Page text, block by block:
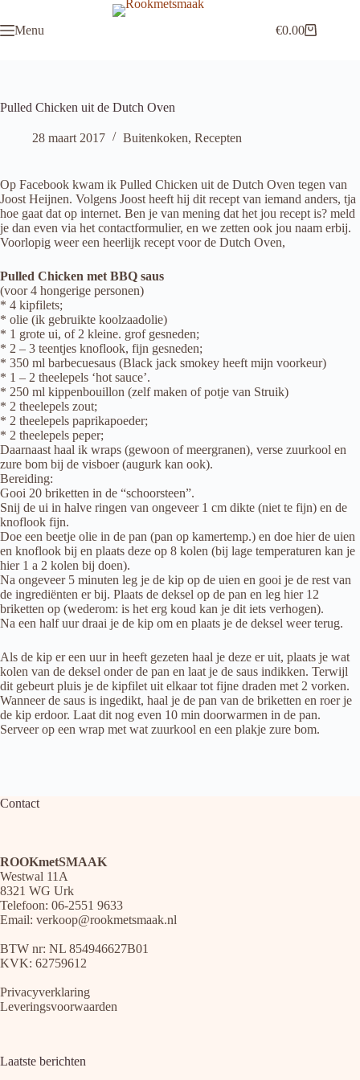
de Menu Winkelwagen
€0.00
Pulled Chicken uit de Dutch Oven
28 maart 2017 Buitenkoken, Recepten
Op Facebook kwam ik Pulled Chicken uit de Dutch Oven tegen van
Joost Heijnen. Volgens Joost heeft hij dit recept van iemand anders, tja
hoe gaat dat op internet. Ben je van mening dat het jou recept is? meld
je dan even via het contactformulier, en we zetten ook jou naam erbij.
Voorlopig weer een heerlijk recept voor de Dutch Oven,
Pulled Chicken met BBQ saus
(voor 4 hongerige personen)
* 4 kipfilets;
* olie (ik gebruikte koolzaadolie)
* 1 grote ui, of 2 kleine. grof gesneden;
* 2 – 3 teentjes knoflook, fijn gesneden;
* 350 ml barbecuesaus (Black jack smokey heeft mijn voorkeur)
* 1 – 2 theelepels ‘hot sauce’.
* 250 ml kippenbouillon (zelf maken of potje van Struik)
* 2 theelepels zout;
* 2 theelepels paprikapoeder;
* 2 theelepels peper;
Daarnaast haal ik wraps (gewoon of meergranen), verse zuurkool en
zure bom bij de visboer (augurk kan ook).
Bereiding:
Gooi 20 briketten in de “schoorsteen”.
Snij de ui in halve ringen van ongeveer 1 cm dikte (niet te fijn) en de
knoflook fijn.
Doe een beetje olie in de pan (pan op kamertemp.) en doe hier de uien
en knoflook bij en plaats deze op 8 kolen (bij lage temperaturen kan je
hier 1 a 2 kolen bij doen).
Na ongeveer 5 minuten leg je de kip op de uien en gooi je de rest van
de ingrediënten er bij. Plaats de deksel op de pan en leg hier 12
briketten op (wederom: is het erg koud kan je dit iets verhogen).
Na een half uur draai je de kip om en plaats je de deksel weer terug.
Als de kip er een uur in heeft gezeten haal je deze er uit, plaats je wat
kolen van de deksel onder de pan en laat je de saus indikken. Terwijl
dit gebeurt pluis je de kipfilet uit elkaar tot fijne draden met 2 vorken.
Wanneer de saus is ingedikt, haal je de pan van de briketten en roer je
de kip erdoor. Laat dit nog even 10 min doorwarmen in de pan.
Serveer op een wrap met wat zuurkool en een plakje zure bom.
Contact
ROOKmetSMAAK
Westwal 11A
8321 WG Urk
Telefoon: 06-2551 9633
Email: verkoop@rookmetsmaak.nl
BTW nr: NL 854946627B01
KVK: 62759612
Privacyverklaring
Leveringsvoorwaarden
Laatste berichten